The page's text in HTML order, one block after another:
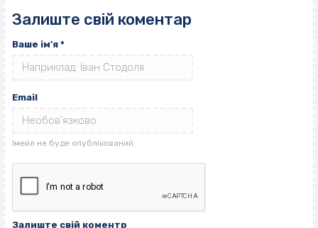
Залиште свій коментар
Ваше ім'я *
Email
Залиште свій коментр